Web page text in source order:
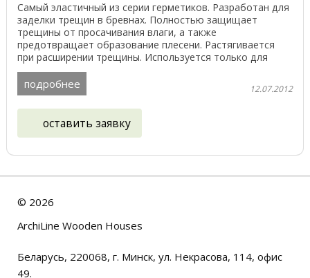
Самый эластичный из серии герметиков. Разработан для
заделки трещин в бревнах. Полностью защищает
трещины от просачивания влаги, а также
предотвращает образование плесени. Растягивается
при расширении трещины. Используется только для
сухой ...
подробнее 12.07.2012
оставить заявку
© 2026
ArchiLine Wooden Houses
Беларусь, 220068, г. Минск, ул. Некрасова, 114, офис
49.